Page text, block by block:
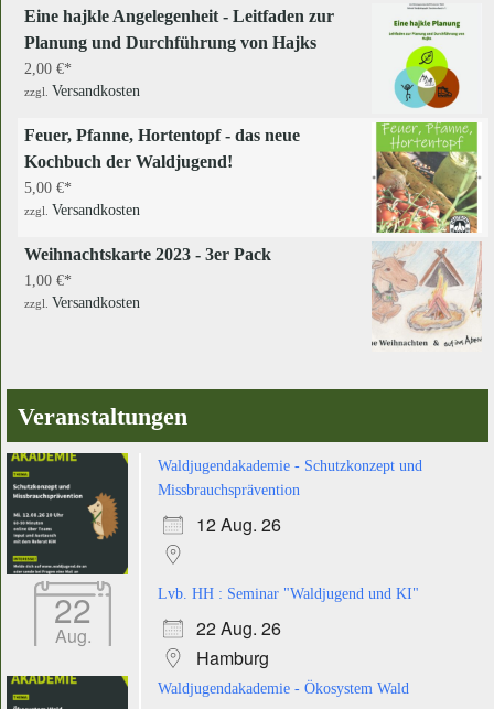
Eine hajkle Angelegenheit - Leitfaden zur
Planung und Durchführung von Hajks
2,00 €
zzgl. Versandkosten
Feuer, Pfanne, Hortentopf - das neue
Kochbuch der Waldjugend!
5,00 €
zzgl. Versandkosten
Weihnachtskarte 2023 - 3er Pack
1,00 €
zzgl. Versandkosten
Veranstaltungen
Waldjugendakademie - Schutzkonzept und
Missbrauchsprävention
12 Aug. 26
22
Aug.
Lvb. HH : Seminar "Waldjugend und KI"
22 Aug. 26
Hamburg
Waldjugendakademie - Ökosystem Wald